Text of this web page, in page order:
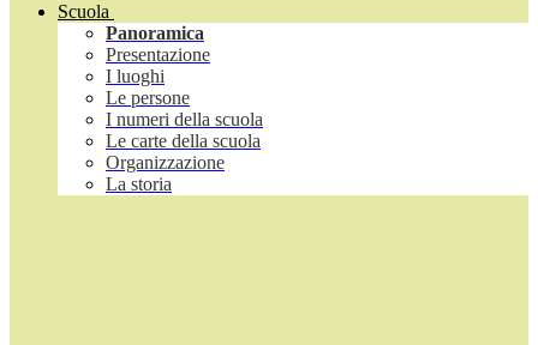
Scuola
Panoramica
Presentazione
I luoghi
Le persone
I numeri della scuola
Le carte della scuola
Organizzazione
La storia